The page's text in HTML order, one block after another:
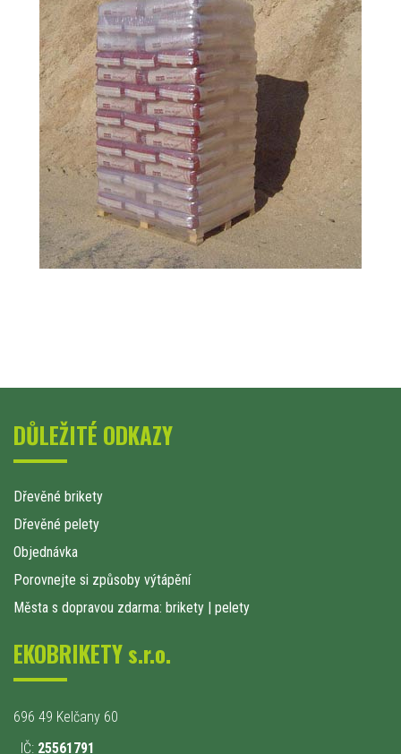
DŮLEŽITÉ ODKAZY
Dřevěné brikety
Dřevěné pelety
Objednávka
Porovnejte si způsoby výtápění
Města s dopravou zdarma: brikety | pelety
EKOBRIKETY s.r.o.
696 49 Kelčany 60
IČ: 25561791